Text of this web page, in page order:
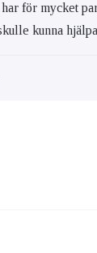
för mycket
kunna